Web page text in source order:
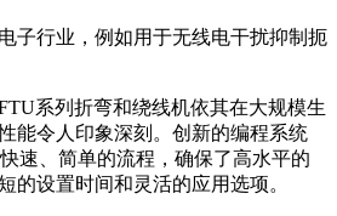
子行业，例如用于无线电干扰抑制扼
系列折弯和绕线机依其在大规模生
能令人印象深刻。创新的编程系统
快速、简单的流程，确保了高水平的
的设置时间和灵活的应用选项。